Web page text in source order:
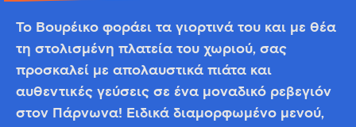
Το Βουρέικο φοράει τα γιορτινά του και με θέα
τη στολισμένη πλατεία του χωριού, σας
προσκαλεί με απολαυστικά πιάτα και
αυθεντικές γεύσεις σε ένα μοναδικό ρεβεγιόν
στον Πάρνωνα! Ειδικά διαμορφωμένο μενού,